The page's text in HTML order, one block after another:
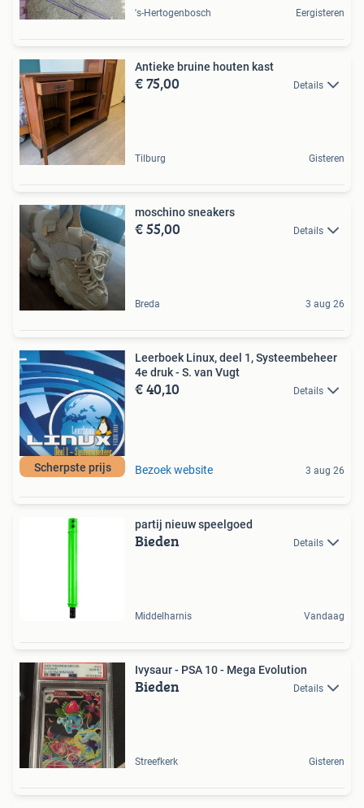
's-Hertogenbosch Eergisteren
Antieke bruine houten kast
€ 75,00 Details
Tilburg Gisteren
moschino sneakers
€ 55,00 Details
Breda 3 aug 26
Scherpste prijs
Leerboek Linux, deel 1, Systeembeheer
4e druk - S. van Vugt
€ 40,10 Details
Bezoek website 3 aug 26
partij nieuw speelgoed
Bieden Details
Middelharnis Vandaag
Ivysaur - PSA 10 - Mega Evolution
Bieden Details
Streefkerk Gisteren